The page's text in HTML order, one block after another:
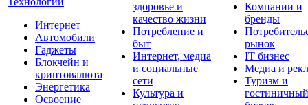
Интернет
Автомобили
Гаджеты
Блокчейн и
криптовалюта
Энергетика
Освоение
здоровье и
качество жизни
Потребление и
быт
Интернет, медиа
и социальные
сети
Культура и
Компании и
бренды
рынок
IT бизнес
Медиа и
Туризм и
гостиничный